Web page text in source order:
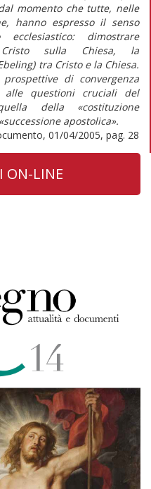
momento che tutte, nelle
hanno espresso il senso
dimostrare
Cristo sulla Chiesa, la
tra Cristo e la Chiesa.
di convergenza
alle questioni cruciali del
della «costituzione
apostolica».
01/04/2005, pag. 28
ON-LINE